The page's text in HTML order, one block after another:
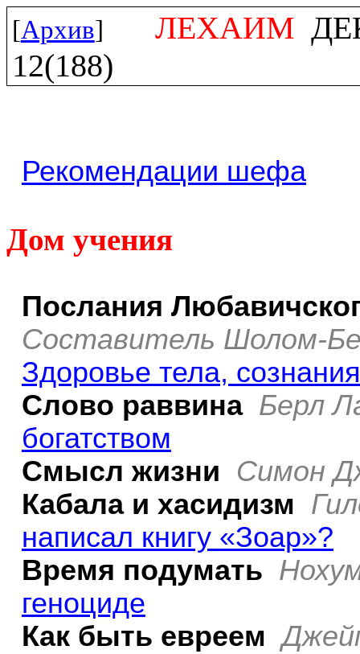
[Архив] ЛЕХАИМ
12(188)
Рекомендации шефа
Дом учения
Послания
Составитель Шолом-
Здоровье тела,
Слово раввина Берл
богатством
Смысл жизни Симон
Кабала и хасидизм
написал книгу «Зоар»?
Время подумать
геноциде
Как быть евреем